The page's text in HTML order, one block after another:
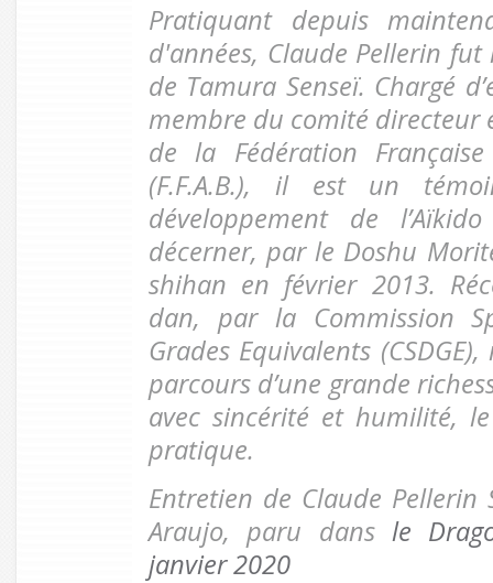
Pratiquant depuis
d'années, Claude Pellerin
de Tamura Senseï. Chargé
membre du comité directeur
de la Fédération
(F.F.A.B.), il est un
développement de
décerner, par le Doshu
shihan en février 2013.
dan, par la Commission
Grades Equivalents
parcours d’une grande
avec sincérité et humilité,
pratique.
Entretien de Claude Pellerin
Araujo, paru dans le
janvier 2020